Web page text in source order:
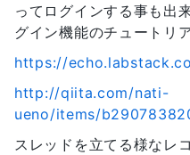
ってログインする事も出
グイン機能のチュートリ
https://
http://qiita.com/nati-
ueno/items/
スレッドを立てる様なレ